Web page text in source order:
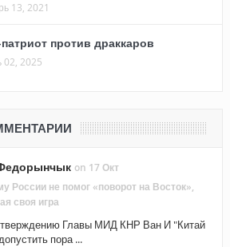
13, 2021
против драккаров
02, 2025
on 17 Окт
России не помог «поворот на Восток»,
своя игра
Главы МИД КНР Ван И "Китай
пора ...